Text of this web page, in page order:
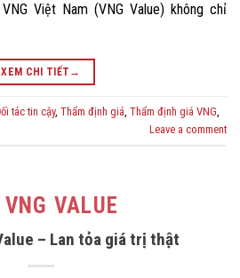
Việt Nam (VNG Value) không chỉ
XEM CHI TIẾT →
tác tin cậy, Thẩm định giá Thẩm định giá VNG
Leave a comment
VALUE
– Lan tỏa giá trị thật